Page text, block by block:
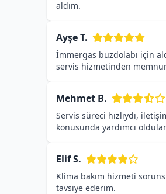
aldım.
Ayşe T.
İmmergas buzdolabı için
servis hizmetinden
Mehmet B.
Servis süreci hızlıydı,
konusunda yardımcı
Elif S.
Klima bakım hizmeti
tavsiye ederim.